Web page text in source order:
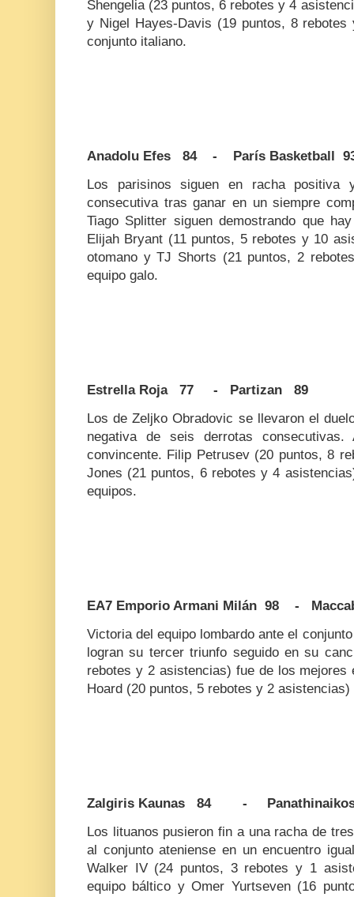
Shengelia (23 puntos, 6 rebotes y 4
y Nigel Hayes-Davis (19 puntos, 8
conjunto italiano.
Anadolu Efes 84 - París Basketball
Los parisinos siguen en racha positiva
consecutiva tras ganar en un siempre
Tiago Splitter siguen demostrando que
Elijah Bryant (11 puntos, 5 rebotes y 10
otomano y TJ Shorts (21 puntos, 2
equipo galo.
Estrella Roja 77 - Partizan 89
Los de Zeljko Obradovic se llevaron el
negativa de seis derrotas
convincente. Filip Petrusev (20 puntos, 8
Jones (21 puntos, 6 rebotes y 4
equipos.
EA7 Emporio Armani Milán 98 -
Victoria del equipo lombardo ante el
logran su tercer triunfo seguido en su
rebotes y 2 asistencias) fue de los
Hoard (20 puntos, 5 rebotes y 2
Zalgiris Kaunas 84 -
Los lituanos pusieron fin a una racha de
al conjunto ateniense en un encuentro
Walker IV (24 puntos, 3 rebotes y 1
equipo báltico y Omer Yurtseven (16